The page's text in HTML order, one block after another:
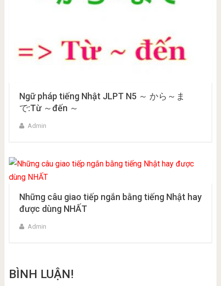
Ngữ pháp tiếng Nhật JLPT N5 ～ から～ま
で:Từ ～đến ～
Admin
Những câu giao tiếp ngắn bằng tiếng Nhật hay
được dùng NHẤT
Admin
BÌNH LUẬN!